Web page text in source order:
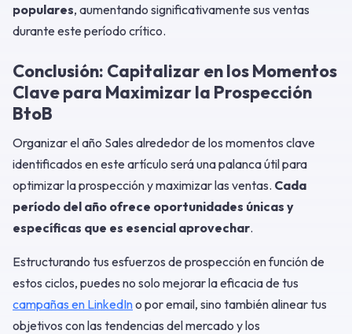
populares, aumentando significativamente sus ventas
durante este período crítico.
Conclusión: Capitalizar en los Momentos
Clave para Maximizar la Prospección
BtoB
Organizar el año Sales alrededor de los momentos clave
identificados en este artículo será una palanca útil para
optimizar la prospección y maximizar las ventas. Cada
período del año ofrece oportunidades únicas y
específicas que es esencial aprovechar.
Estructurando tus esfuerzos de prospección en función de
estos ciclos, puedes no solo mejorar la eficacia de tus
campañas en LinkedIno por email, sino también alinear tus
objetivos con las tendencias del mercado y los